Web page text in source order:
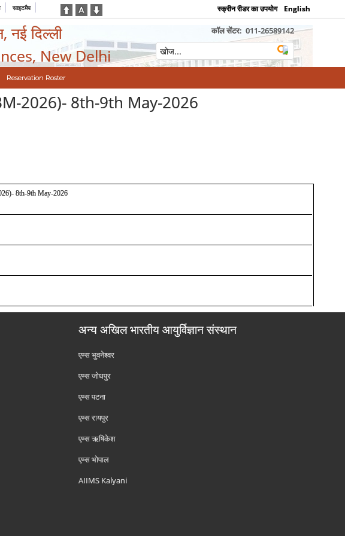
साइटमैप स्क्रीन रीडर का उपयोग English
नई दिल्ली
New Delhi
कॉल सेंटर: 011-26589142
Reservation Roster
2026)- 8th-9th May-2026
8th-9th May-2026
अन्य अखिल भारतीय आयुर्विज्ञान संस्थान
एम्‍स भुवनेश्वर
एम्‍स जोधपुर
एम्‍स पटना
एम्‍स रायपुर
एम्‍स ऋषिकेश
एम्‍स भोपाल
AIIMS Kalyani